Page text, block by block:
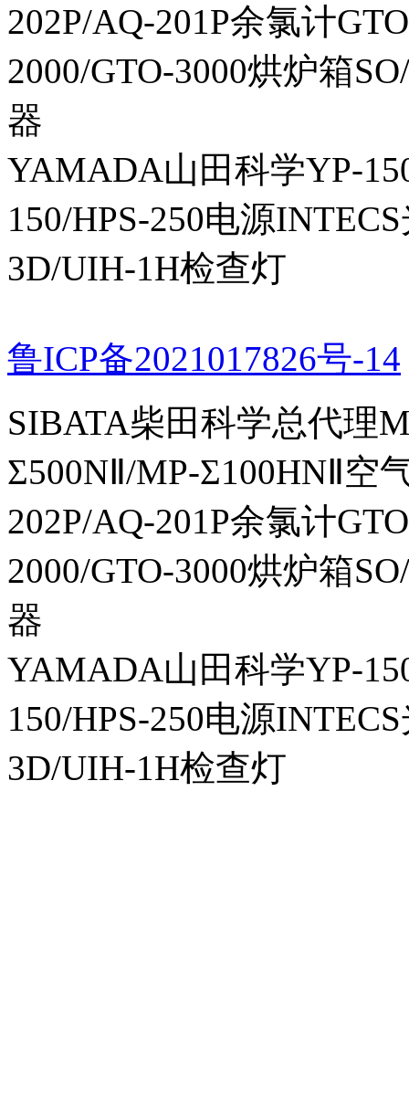
202P/AQ-201P余氯计
2000/GTO-3000烘炉箱
器
YAMADA山田科学YP-
150/HPS-250电源
3D/UIH-1H检查灯
鲁ICP备2021017826号-14
SIBATA柴田科学总代理
Σ500NⅡ/MP-Σ100HNⅡ空
202P/AQ-201P余氯计
2000/GTO-3000烘炉箱
器
YAMADA山田科学YP-
150/HPS-250电源
3D/UIH-1H检查灯